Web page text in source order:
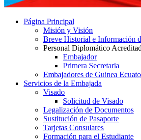
Página Principal
Misión y Visión
Breve Historial e Información
Personal Diplomático
Embajador
Primera Secretaria
Embajadores de Guinea
Servicios de la Embajada
Visado
Solicitud de Visado
Legalización de Documentos
Sustitución de Pasaporte
Tarjetas Consulares
Formación para el Estudiante